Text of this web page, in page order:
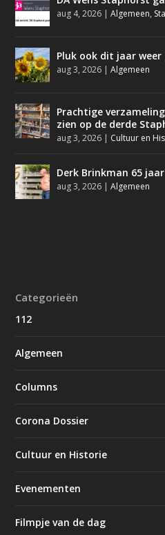
aug 4, 2026 |Algemeen,
Pluk ook dit jaar
aug 3, 2026 |Algemeen
Prachtige
zien op de derde
aug 3, 2026 | Cultuur en
Derk Brinkman 65 jaar
aug 3, 2026 |Algemeen
Categorieën
112
Algemeen
Columns
Corona Dossier
Cultuur en Historie
Evenementen
Filmpje van de dag